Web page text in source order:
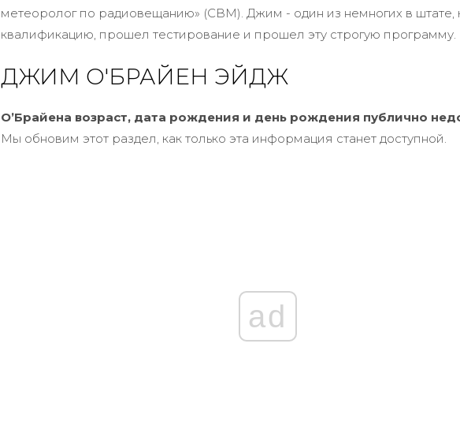
метеоролог по радиовещанию» (CBM). Джим - один из немногих в штате,
квалификацию, прошел тестирование и прошел эту строгую программу.
ДЖИМ О'БРАЙЕН ЭЙДЖ
О’Брайена возраст, дата рождения и день рождения публично
Мы обновим этот раздел, как только эта информация станет доступной.
ad